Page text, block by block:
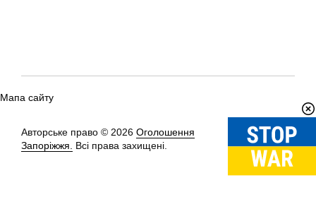
Мапа сайту
Авторське право © 2026 Оголошення
Запоріжжя.
Всі права захищені.
Вгору↑